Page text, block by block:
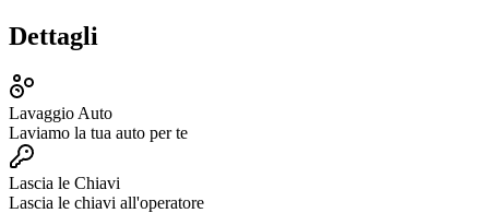
Dettagli
Lavaggio Auto
Laviamo la tua auto per te
Lascia le Chiavi
Lascia le chiavi all'operatore